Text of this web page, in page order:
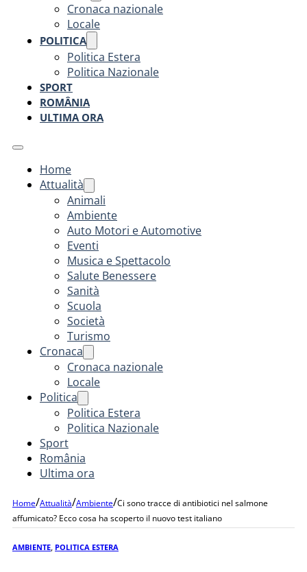
Cronaca nazionale
Locale
POLITICA
Politica Estera
Politica Nazionale
SPORT
ROMÂNIA
ULTIMA ORA
Home
Attualità
Animali
Ambiente
Auto Motori e Automotive
Eventi
Musica e Spettacolo
Salute Benessere
Sanità
Scuola
Società
Turismo
Cronaca
Cronaca nazionale
Locale
Politica
Politica Estera
Politica Nazionale
Sport
România
Ultima ora
Home/Attualità/Ambiente/Ci sono tracce di antibiotici nel salmone
affumicato? Ecco cosa ha scoperto il nuovo test italiano
AMBIENTE POLITICA ESTERA